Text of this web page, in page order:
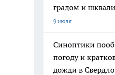
градом и
9 июля
Синоптики
погоду и
дожди в